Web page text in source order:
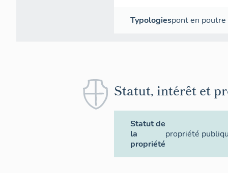
Typologiespont en
Statut, intérêt et
Statut de
la
propriété
propriété